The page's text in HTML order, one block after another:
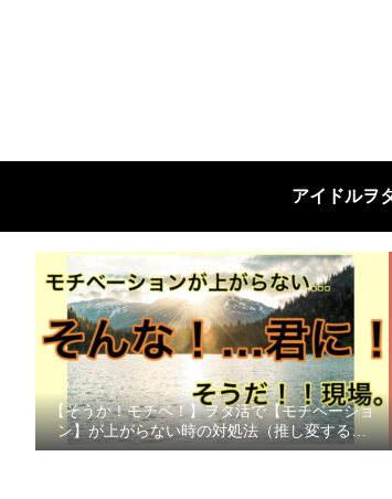
アイドルヲ
【そうか！モチベ！】ヲタ活で【モチベーショ
ン】が上がらない時の対処法（推し変する前
に！）